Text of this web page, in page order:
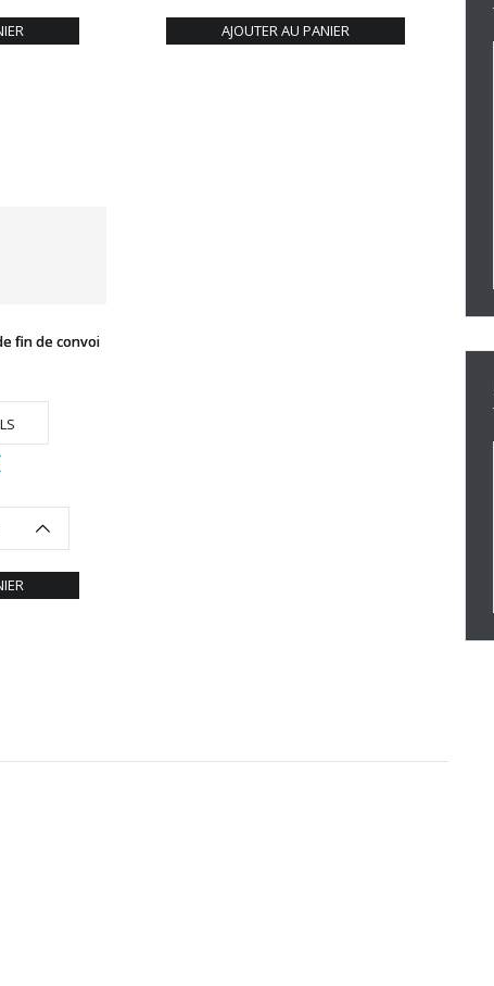
AJOUTER AU PANIER
fin de convoi